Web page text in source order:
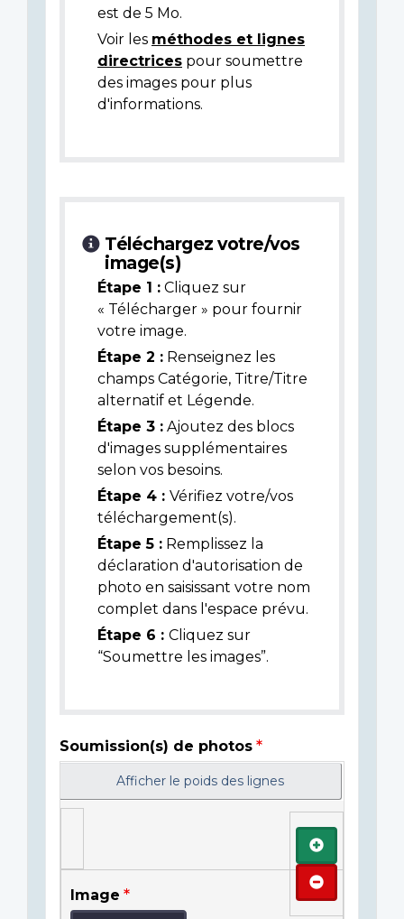
est de 5 Mo.
Voir les méthodes et lignes
directrices pour soumettre
des images pour plus
d'informations.
Téléchargez votre/vos
image(s)
Étape 1 : Cliquez sur
« Télécharger » pour fournir
votre image.
Étape 2 : Renseignez les
champs Catégorie, Titre/Titre
alternatif et Légende.
Étape 3 : Ajoutez des blocs
d'images supplémentaires
selon vos besoins.
Étape 4 : Vérifiez votre/vos
téléchargement(s).
Étape 5 : Remplissez la
déclaration d'autorisation de
photo en saisissant votre nom
complet dans l'espace prévu.
Étape 6 : Cliquez sur
“Soumettre les images”.
Soumission(s) de photos
Afficher le poids des lignes
Image
Ajouter
Retirer